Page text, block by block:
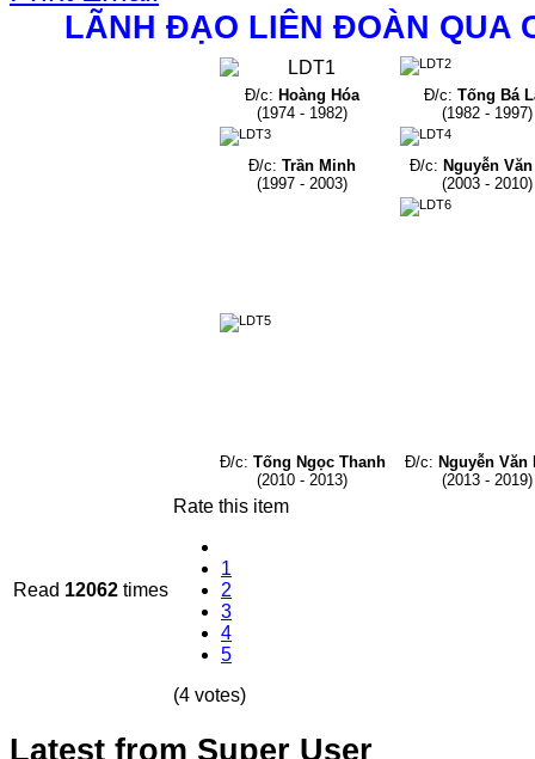
LÃNH ĐẠO LIÊN ĐOÀN QUA
Đ/c:Hoàng Hóa
(1974 - 1982)
Đ/c: Tống Bá
(1982 - 1997)
Đ/c:Trần Minh
(1997 - 2003)
Đ/c: Nguyễn
(2003 - 2010)
Đ/c: Tống Ngọc Thanh
(2010 - 2013)
Đ/c: Nguyễn Văn
(2013 - 2019)
Read 12062 times
Rate this item
1
2
3
4
5
(4 votes)
Latest from Super User